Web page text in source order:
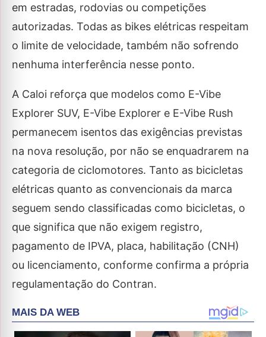
em estradas, rodovias ou competições
autorizadas. Todas as bikes elétricas respeitam
o limite de velocidade, também não sofrendo
nenhuma interferência nesse ponto.
A Caloi reforça que modelos como E-Vibe
Explorer SUV, E-Vibe Explorer e E-Vibe Rush
permanecem isentos das exigências previstas
na nova resolução, por não se enquadrarem na
categoria de ciclomotores. Tanto as bicicletas
elétricas quanto as convencionais da marca
seguem sendo classificadas como bicicletas, o
que significa que não exigem registro,
pagamento de IPVA, placa, habilitação (CNH)
ou licenciamento, conforme confirma a própria
regulamentação do Contran.